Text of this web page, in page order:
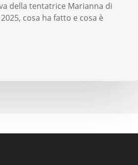
della tentatrice Marianna di
cosa ha fatto e cosa è